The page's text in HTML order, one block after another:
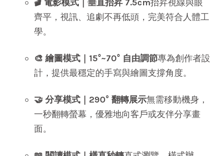
🎬 電影模式｜垂直抬昇 7.5cm抬昇視線與眼
齊平，視訊、追劇不再低頭，完美符合人體工
學。
🎨 繪圖模式｜15°~70° 自由調節專為創作者設
計，提供最穩定的手寫與繪圖支撐角度。
🤝 分享模式｜290° 翻轉展示無需移動機身，
一秒翻轉螢幕，優雅地向客戶或友伴分享畫
面。